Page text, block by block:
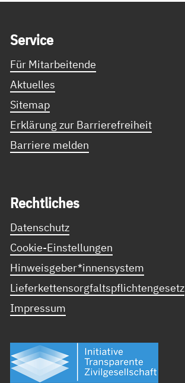
Ser­vice
Für Mitarbeitende
Aktuelles
Sitemap
Erklärung zur Barrierefreiheit
Barriere melden
Recht­li­ches
Datenschutz
Cookie-Einstellungen
Hinweisgeber*innensystem
Lieferkettensorgfaltspflichtengesetz
Impressum